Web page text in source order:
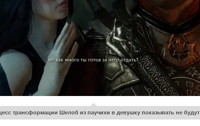
трансформации Шелоб из паучихи в девушку показывать не будут